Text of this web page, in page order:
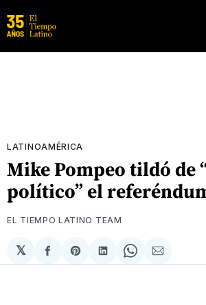
LATINOAMÉRICA
Mike Pompeo tildó de
político” el
EL TIEMPO LATINO TEAM
𝕏
Compartir
en
Share
on
Compartir
en
Share
on
via